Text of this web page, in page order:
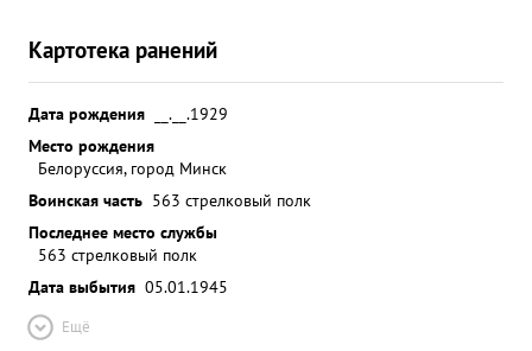
Картотека ранений
Дата рождения
__.__.1929
Место рождения
Белоруссия, город Минск
Воинская часть 563 стрелковый полк
Последнее место службы
563 стрелковый полк
Дата выбытия 05.01.1945
Ещё